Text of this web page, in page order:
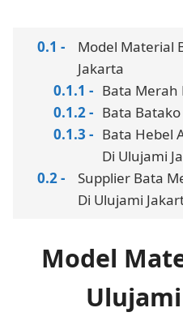
Model Material
Jakarta
Bata Merah
Bata
Bata Hebel
Di Ulujami
Supplier Bata
Di Ulujami
Model